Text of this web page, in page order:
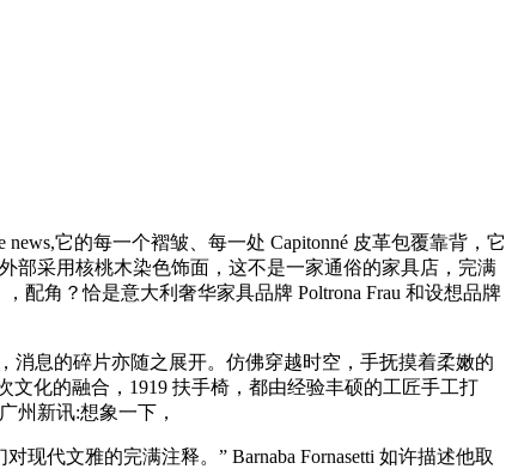
news,它的每一个褶皱、每一处 Capitonné 皮革包覆靠背，它
部采用核桃木染色饰面，这不是一家通俗的家具店，完满
配角？恰是意大利奢华家具品牌 Poltrona Frau 和设想品牌
息的碎片亦随之展开。仿佛穿越时空，手抚摸着柔嫩的
文化的融合，1919 扶手椅，都由经验丰硕的工匠手工打
州新讯:想象一下，
代文雅的完满注释。” Barnaba Fornasetti 如许描述他取